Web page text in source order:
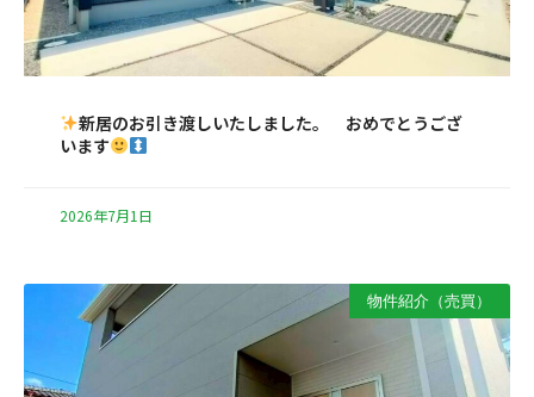
新居のお引き渡しいたしました。 おめでとうござ
います
2026年7月1日
物件紹介（売買）